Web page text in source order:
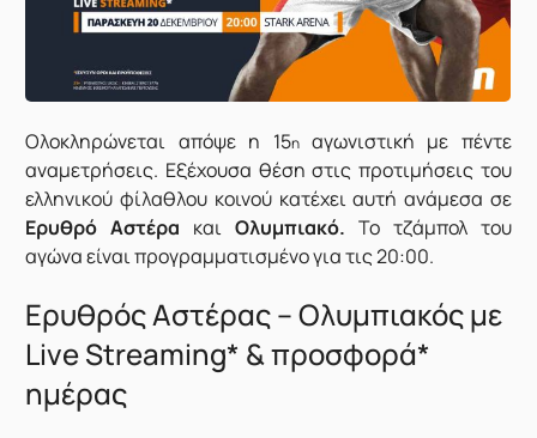
Ολοκληρώνεται απόψε η 15ηαγωνιστική με πέντε
αναμετρήσεις. Εξέχουσα θέση στις προτιμήσεις του
ελληνικού φίλαθλου κοινού κατέχει αυτή ανάμεσα σε
Ερυθρό Αστέρα καιΟλυμπιακό. Το τζάμπολ του
αγώνα είναι προγραμματισμένο για τις 20:00.
Ερυθρός Αστέρας – Ολυμπιακός με
Live Streaming* & προσφορά*
ημέρας